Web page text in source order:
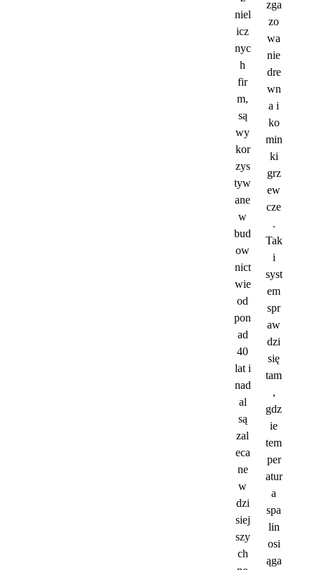
niel
icz
nyc
h
fir
m,
są
wy
kor
zys
tyw
ane
w
bud
ow
nict
wie
od
pon
ad
40
lat i
nad
al
są
zal
eca
ne
w
dzi
siej
szy
ch
zga
zo
wa
nie
dre
wn
a i
ko
min
ki
grz
ew
cze
.
Tak
i
syst
em
spr
aw
dzi
się
tam
,
gdz
ie
tem
per
atur
a
spa
lin
osi
ąga